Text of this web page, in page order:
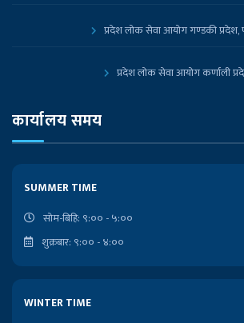
प्रदेश लोक सेवा आयोग गण्डकी प्रदेश,
प्रदेश लोक सेवा आयोग कर्णाली
प्रदेश लोक सेवा आयोग, कोशी प्रदेश,
कार्यालय समय
SUMMER TIME
सोम-बिहि: ९:०० - ५:००
शुक्रबार: ९:०० - ४:००
WINTER TIME